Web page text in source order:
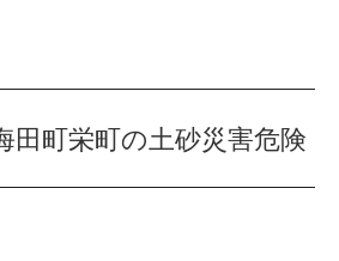
田町栄町の土砂災害危険